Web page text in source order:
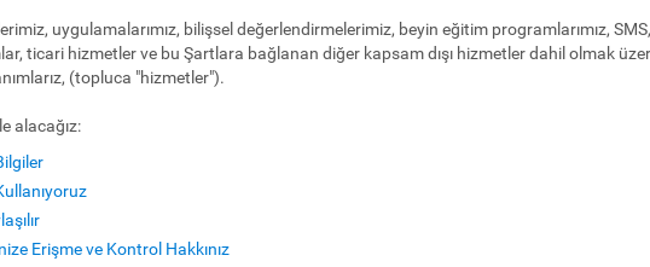
uygulamalarımız, bilişsel değerlendirmelerimiz, beyin eğitim programlarımız,
ticari hizmetler ve bu Şartlara bağlanan diğer kapsam dışı hizmetler dahil olmak
(topluca "hizmetler").
alacağız:
Erişme ve Kontrol Hakkınız